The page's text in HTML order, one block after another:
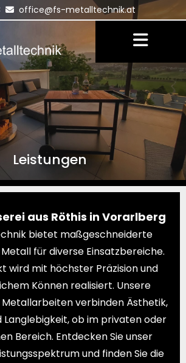
 office@fs-metalltechnik.at
Leistungen
aus Röthis in Vorarlberg
bietet maßgeschneiderte
Metall für diverse Einsatzbereiche.
wird mit höchster Präzision und
Können realisiert. Unsere
verbinden Ästhetik,
Langlebigkeit, ob im privaten oder
Bereich. Entdecken Sie unser
und finden Sie die